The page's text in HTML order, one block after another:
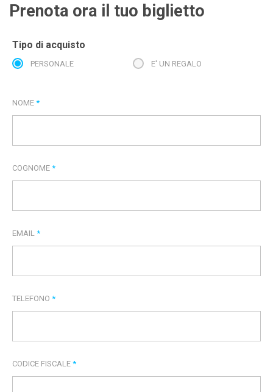
Prenota ora il tuo biglietto
Tipo di acquisto
PERSONALE E' UN REGALO
NOME *
COGNOME *
EMAIL *
TELEFONO *
CODICE FISCALE *